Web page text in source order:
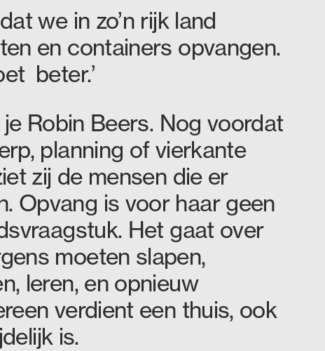
we in zo’n rijk land
en containers opvangen.
beter.’
Robin Beers. Nog voordat
planning of vierkante
zij de mensen die er
Opvang is voor haar geen
Het gaat over
moeten slapen,
leren, en opnieuw
verdient een thuis, ook
is.